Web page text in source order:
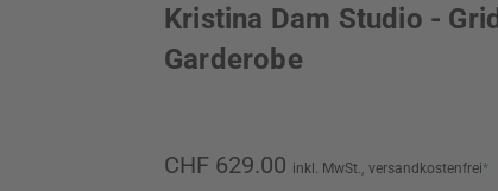
Kristina Dam Studio - Grid
Garderobe
CHF 629.00 inkl. MwSt., versandkostenfrei*